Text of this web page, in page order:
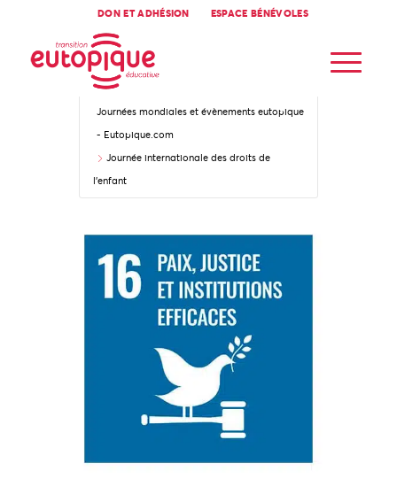
DON ET ADHÉSION ESPACE BÉNÉVOLES
Accueil
Journées mondiales et évènements eutopique
- Eutopique.com
Journée internationale des droits de
l’enfant